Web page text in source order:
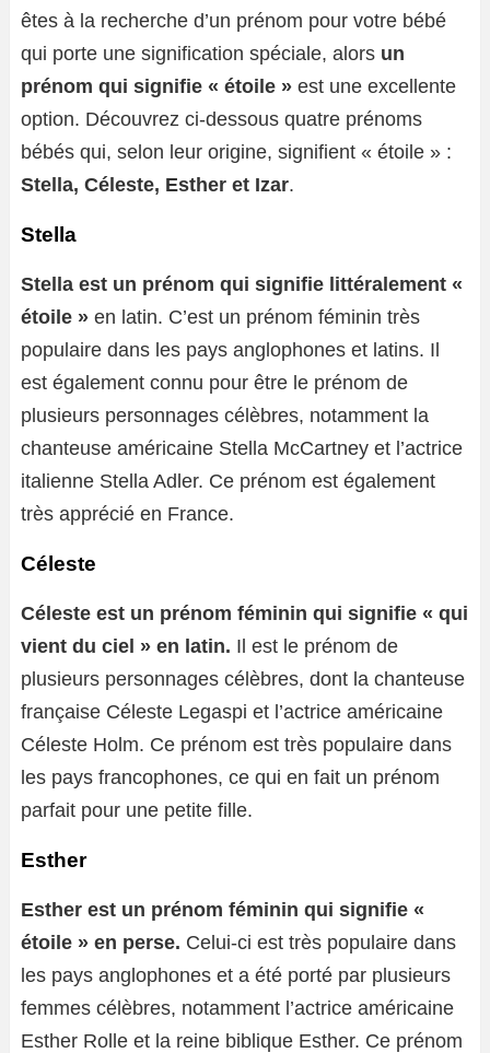
êtes à la recherche d’un prénom pour votre bébé
qui porte une signification spéciale, alors un
prénom qui signifie « étoile » est une excellente
option. Découvrez ci-dessous quatre prénoms
bébés qui, selon leur origine, signifient « étoile » :
Stella, Céleste, Esther et Izar.
Stella
Stella est un prénom qui signifie littéralement «
étoile » en latin. C’est un prénom féminin très
populaire dans les pays anglophones et latins. Il
est également connu pour être le prénom de
plusieurs personnages célèbres, notamment la
chanteuse américaine Stella McCartney et l’actrice
italienne Stella Adler. Ce prénom est également
très apprécié en France.
Céleste
Céleste est un prénom féminin qui signifie « qui
vient du ciel » en latin. Il est le prénom de
plusieurs personnages célèbres, dont la chanteuse
française Céleste Legaspi et l’actrice américaine
Céleste Holm. Ce prénom est très populaire dans
les pays francophones, ce qui en fait un prénom
parfait pour une petite fille.
Esther
Esther est un prénom féminin qui signifie «
étoile » en perse. Celui-ci est très populaire dans
les pays anglophones et a été porté par plusieurs
femmes célèbres, notamment l’actrice américaine
Esther Rolle et la reine biblique Esther. Ce prénom